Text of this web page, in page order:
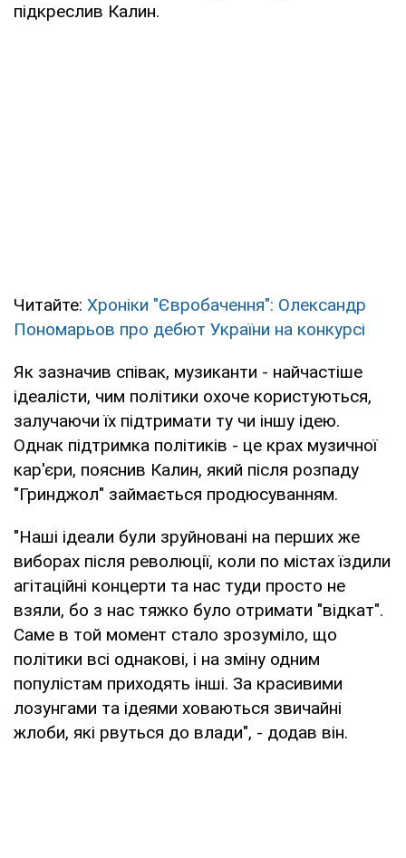
підкреслив Калин.
Читайте: Хроніки "Євробачення": Олександр
Пономарьов про дебют України на конкурсі
Як зазначив співак, музиканти - найчастіше
ідеалісти, чим політики охоче користуються,
залучаючи їх підтримати ту чи іншу ідею.
Однак підтримка політиків - це крах музичної
кар'єри, пояснив Калин, який після розпаду
"Гринджол" займається продюсуванням.
"Наші ідеали були зруйновані на перших же
виборах після революції, коли по містах їздили
агітаційні концерти та нас туди просто не
взяли, бо з нас тяжко було отримати "відкат".
Саме в той момент стало зрозуміло, що
політики всі однакові, і на зміну одним
популістам приходять інші. За красивими
лозунгами та ідеями ховаються звичайні
жлоби, які рвуться до влади", - додав він.